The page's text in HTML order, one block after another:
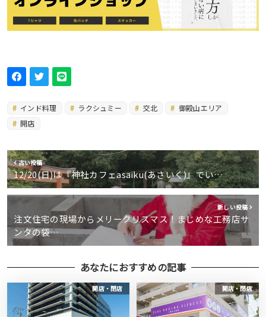
インド料理 ラクシュミー 交北
御殿山エリア
開店
古い投稿
12/20(日)は『神社カフェasaiku(あさいく)』でい…
新しい投稿
注文住宅の現場からメリークリスマス！まじめな工務店サ
ンタの袋…
あなたにおすすめの記事
開店・閉店 開店・閉店